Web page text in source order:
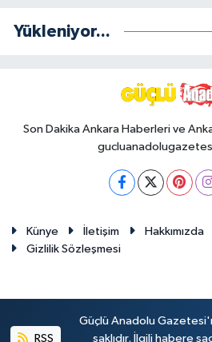
Yükleniyor...
Son Dakika Ankara Haberleri ve
Künye İletişim Hakkımızda
Gizlilik Sözleşmesi
RSS
Güçlü Anadolu
saklıdır. İlgili habere